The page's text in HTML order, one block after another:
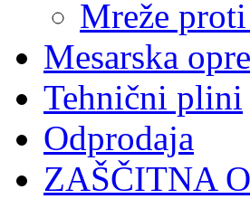
Mreže
Mesarska
Tehnični plini
Odprodaja
ZAŠČITNA